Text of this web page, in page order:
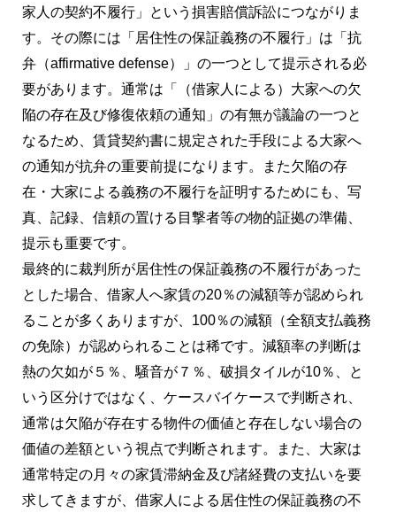
家人の契約不履行」という損害賠償訴訟につながりま
す。その際には「居住性の保証義務の不履行」は「抗
弁（affirmative defense）」の一つとして提示される必
要があります。通常は「（借家人による）大家への欠
陥の存在及び修復依頼の通知」の有無が議論の一つと
なるため、賃貸契約書に規定された手段による大家へ
の通知が抗弁の重要前提になります。また欠陥の存
在・大家による義務の不履行を証明するためにも、写
真、記録、信頼の置ける目撃者等の物的証拠の準備、
提示も重要です。
最終的に裁判所が居住性の保証義務の不履行があった
とした場合、借家人へ家賃の20％の減額等が認められ
ることが多くありますが、100％の減額（全額支払義務
の免除）が認められることは稀です。減額率の判断は
熱の欠如が５％、騒音が７％、破損タイルが10％、と
いう区分けではなく、ケースバイケースで判断され、
通常は欠陥が存在する物件の価値と存在しない場合の
価値の差額という視点で判断されます。また、大家は
通常特定の月々の家賃滞納金及び諸経費の支払いを要
求してきますが、借家人による居住性の保証義務の不